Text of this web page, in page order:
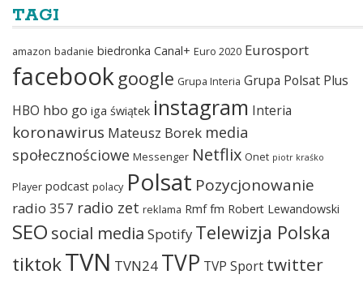
TAGI
amazon badanie biedronka Canal+ Euro 2020 Eurosport
facebook google Grupa Interia Grupa Polsat Plus
HBO hbo go iga świątek instagram Interia
koronawirus Mateusz Borek media
społecznościowe Messenger Netflix Onet piotr kraśko
Player podcast polacy Polsat Pozycjonowanie
radio 357 radio zet reklama Rmf fm Robert Lewandowski
SEO social media Spotify Telewizja Polska
tiktokTVN TVN24 TVP TVP Sport twitter